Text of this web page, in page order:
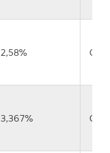
2,58% CAD
3,367% CAD